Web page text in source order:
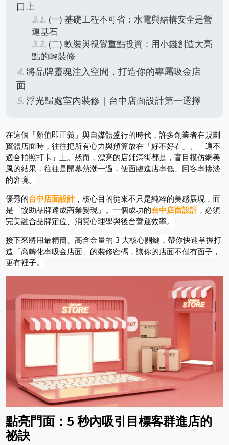
口上
(一) 基礎工程不可省：水電與結構安全是營
運基石
(二) 軟裝與視覺重點投資：用小錢創造大亮
點的輕裝修
將品牌靈魂注入空間，打造你的專屬吸金店
面
浮光歸處室內裝修｜台中店面設計第一選擇
在這個「顏值即正義」與自媒體盛行的時代，許多創業者在規劃
實體店面時，往往把所有心力與預算放在「好不好看」、「適不
適合拍照打卡」上。然而，漂亮的店鋪滿街都是，盲目模仿網美
風的結果，往往是開幕熱潮一過，便面臨進店率低、回客率慘淡
的窘境。
優秀的台中店面設計 ，核心目的從來不只是純粹的美感展現，而
是「協助品牌達成商業變現」。一個成功的台中店面設計 ，必須
完美融合品牌定位、消費心理學與後台營運效率。
接下來將用最精簡、高含金量的 3 大核心關鍵，帶你快速掌握打
造「高轉化率吸金店面」的裝修密碼，讓你的店面不僅有面子，
更有裡子。
點亮門面：5 秒內吸引目標客群進店的
祕訣